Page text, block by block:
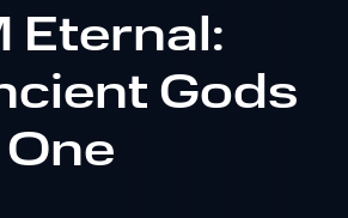
Eternal:
Gods